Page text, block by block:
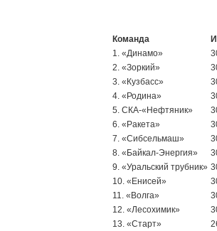
Команда
И
1. «Динамо»
2. «Зоркий»
3. «Кузбасс»
4. «Родина»
5. СКА-«Нефтяник»
6. «Ракета»
7. «Сибсельмаш»
8. «Байкал-Энергия»
9. «Уральский трубник»
10. «Енисей»
11. «Волга»
12. «Лесохимик»
13. «Старт»